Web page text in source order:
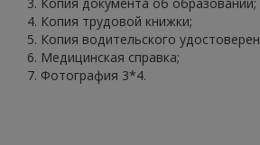
Копия трудовой книжки;
Копия водительского
Медицинская справка;
Фотография 3*4.